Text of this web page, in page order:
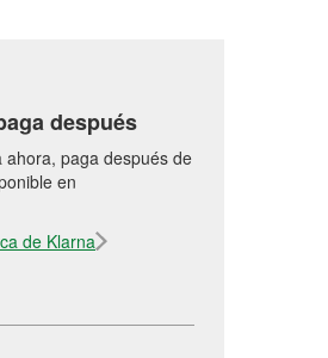
después
ahora, paga después de
en
de Klarna